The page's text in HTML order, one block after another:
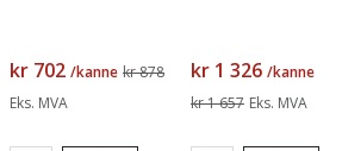
kr 702 /kanne kr 878
Eks. MVA
kr 1 326 /kanne
kr 1 657 Eks. MVA